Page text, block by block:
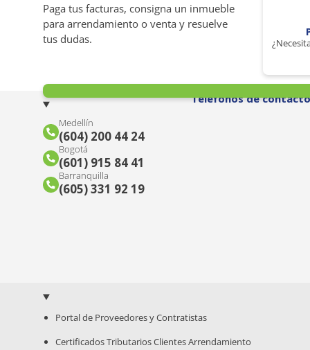
Paga tus facturas, consigna un inmueble
para arrendamiento o venta y resuelve
tus dudas.
Teléfonos de contacto
Medellín
(604) 200 44 24
Bogotá
(601) 915 84 41
Barranquilla
(605) 331 92 19
Portal de Proveedores y Contratistas
Certificados Tributarios Clientes Arrendamiento